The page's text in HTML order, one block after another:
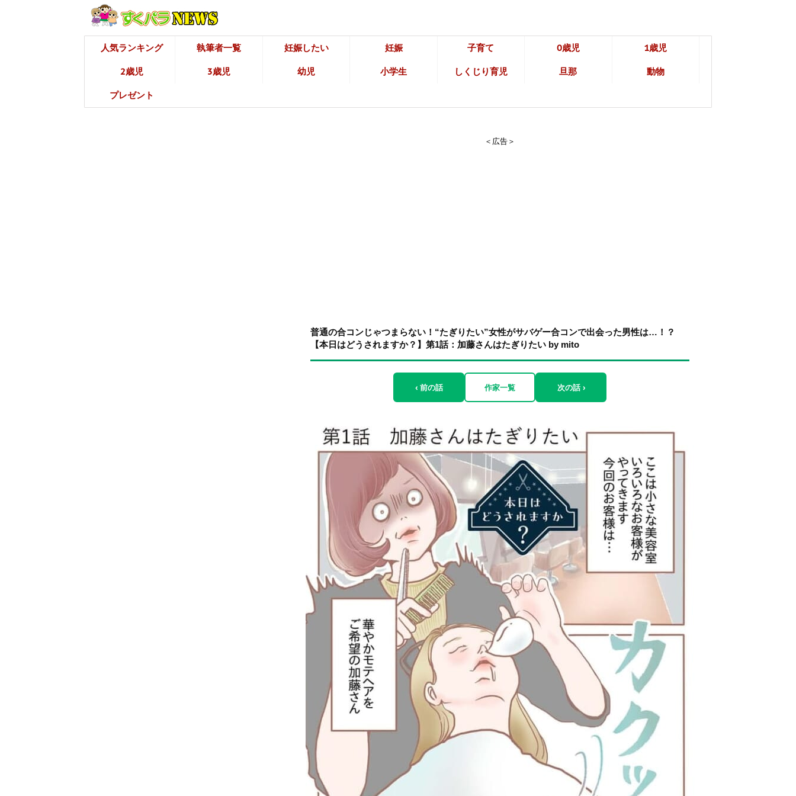
人気ランキング 執筆者一覧 妊娠したい 妊娠 子育て 0歳児 1歳児
2歳児 3歳児 幼児 小学生 しくじり育児 旦那 動物
プレゼント
＜広告＞
普通の合コンじゃつまらない！“たぎりたい”女性がサバゲー合コンで出会った男性は…！？
【本日はどうされますか？】第1話：加藤さんはたぎりたい by mito
‹ 前の話 作家一覧 次の話 ›